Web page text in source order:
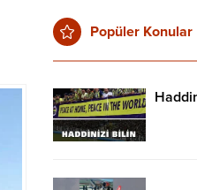
Popüler Konular